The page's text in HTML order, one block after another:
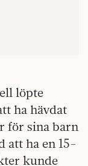
löpte
ha hävdat
för sina barn
att ha en 15-
kunde